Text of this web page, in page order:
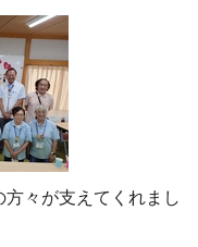
々が支えてくれまし